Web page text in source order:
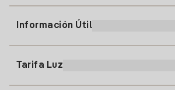
Información Útil
Tarifa Luz